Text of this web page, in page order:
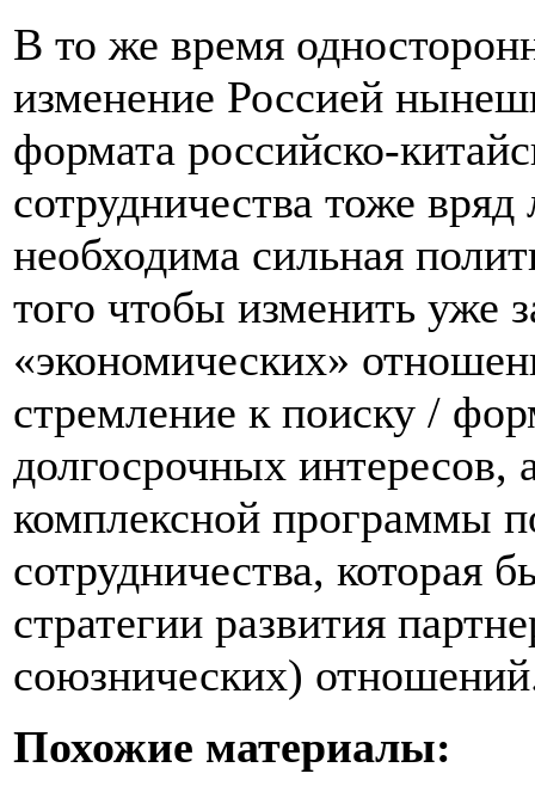
В то же время
изменение Россией
формата российско-
сотрудничества тоже
необходима сильная
того чтобы изменить уже
«экономических»
стремление к поиску /
долгосрочных интересов,
комплексной программы
сотрудничества, которая
стратегии развития
союзнических)
Похожие материалы: